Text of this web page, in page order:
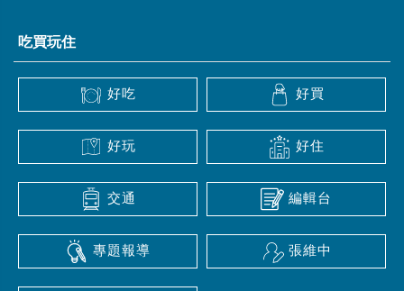
吃買玩住
好吃 好買
好玩 好住
交通 編輯台
專題報導 張維中